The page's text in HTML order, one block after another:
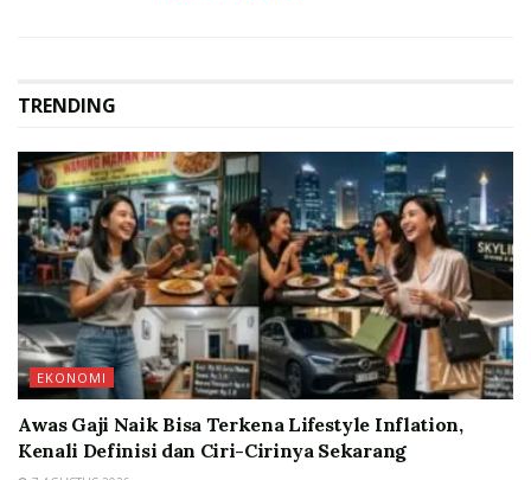
TRENDING
EKONOMI
Awas Gaji Naik Bisa Terkena Lifestyle Inflation,
Kenali Definisi dan Ciri-Cirinya Sekarang